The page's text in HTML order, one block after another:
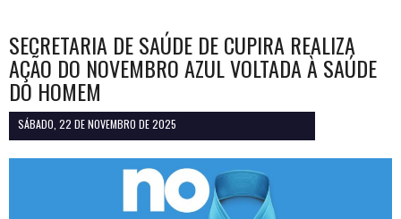
SECRETARIA DE SAÚDE DE CUPIRA REALIZA
AÇÃO DO NOVEMBRO AZUL VOLTADA À SAÚDE
DO HOMEM
SÁBADO, 22 DE NOVEMBRO DE 2025